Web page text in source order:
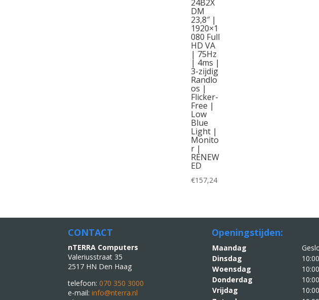
24B2X
DM
23,8″ |
1920×1
080 Full
HD VA
| 75Hz
| 4ms |
3-zijdig
Randlo
os |
Flicker-
Free |
Low
Blue
Light |
Monito
r |
RENEW
ED
€157,24
CONTACT
nTERRA Computers
Valeriusstraat 35
2517 HN Den Haag
telefoon:070 350 3000
e-mail:info@nterra.nl
Openingstijden:
Maandag
Dinsdag
Woensdag
Donderdag
Vrijdag